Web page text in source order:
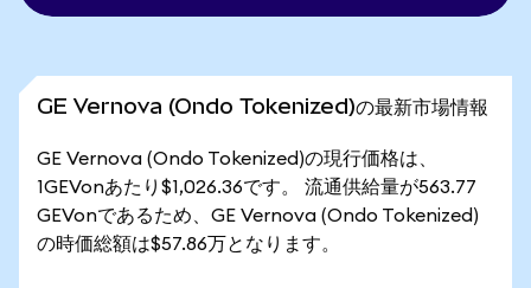
GE Vernova (Ondo Tokenized)の最新市場情報
GE Vernova (Ondo Tokenized)の現行価格は、
1GEVonあたり$1,026.36です。 流通供給量が563.77
GEVonであるため、GE Vernova (Ondo Tokenized)
の時価総額は$57.86万となります。